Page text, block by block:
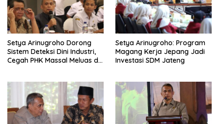
a
t
i
o
n
Setya Arinugroho Dorong
Sistem Deteksi Dini Industri,
Cegah PHK Massal Meluas di
Setya Arinugroho: Program
Magang Kerja Jepang Jadi
Investasi SDM Jateng